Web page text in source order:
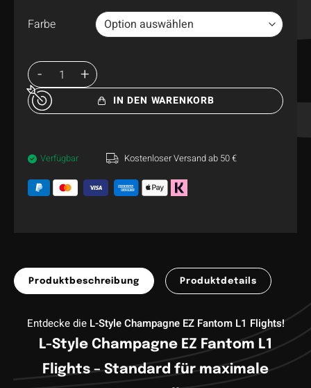
Farbe
IN DEN WARENKORB
Verfügbar Kostenloser Versand ab 50 €
Produktbeschreibung Produktdetails
Entdecke die L-Style Champagne EZ Fantom L1 Flights!
L-Style Champagne EZ Fantom L1
Flights – Standard für maximale